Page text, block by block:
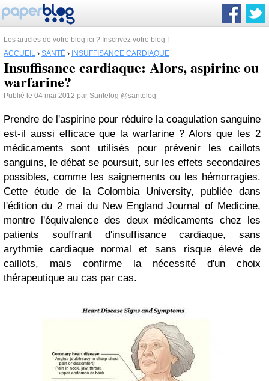
Les articles de votre blog ici ? Inscrivez votre blog !
ACCUEIL › SANTÉ › INSUFFISANCE CARDIAQUE
Insuffisance cardiaque: Alors, aspirine ou
warfarine?
Publié le 04 mai 2012 par Santelog @santelog
Prendre de l'aspirine pour réduire la coagulation sanguine
est-il aussi efficace que la warfarine ? Alors que les 2
médicaments sont utilisés pour prévenir les caillots
sanguins, le débat se poursuit, sur les effets secondaires
possibles, comme les saignements ou les hémorragies.
Cette étude de la Colombia University, publiée dans
l'édition du 2 mai du New England Journal of Medicine,
montre l'équivalence des deux médicaments chez les
patients souffrant d'insuffisance cardiaque, sans
arythmie cardiaque normal et sans risque élevé de
caillots, mais confirme la nécessité d'un choix
thérapeutique au cas par cas.